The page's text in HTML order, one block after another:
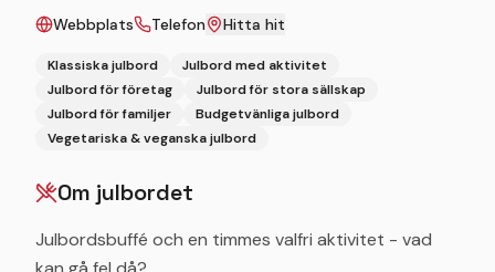
Webbplats Telefon Hitta hit
Klassiska julbord
Julbord med aktivitet
Julbord för företag
Julbord för stora sällskap
Julbord för familjer
Budgetvänliga julbord
Vegetariska & veganska julbord
Om julbordet
Julbordsbuffé och en timmes valfri aktivitet - vad